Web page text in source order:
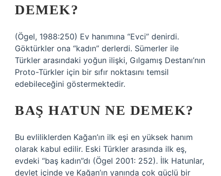
DEMEK?
(Ögel, 1988:250) Ev hanımına “Evci” denirdi.
Göktürkler ona “kadın” derlerdi. Sümerler ile
Türkler arasındaki yoğun ilişki, Gılgamış Destanı’nın
Proto-Türkler için bir sıfır noktasını temsil
edebileceğini göstermektedir.
BAŞ HATUN NE DEMEK?
Bu evliliklerden Kağan’ın ilk eşi en yüksek hanım
olarak kabul edilir. Eski Türkler arasında ilk eş,
evdeki “baş kadın”dı (Ögel 2001: 252). İlk Hatunlar,
devlet içinde ve Kağan’ın yanında çok güçlü bir